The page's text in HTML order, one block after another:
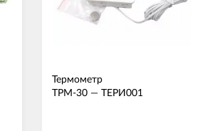
Термометр
ТРМ-30 — ТЕРИ001